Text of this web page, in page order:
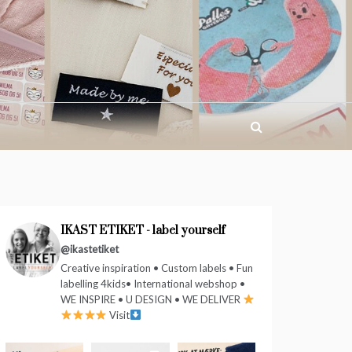
IKAST ETIKET - label yourself
@ikastetiket
Creative inspiration • Custom labels • Fun
labelling 4kids• International webshop •
WE INSPIRE • U DESIGN • WE DELIVER
Visit